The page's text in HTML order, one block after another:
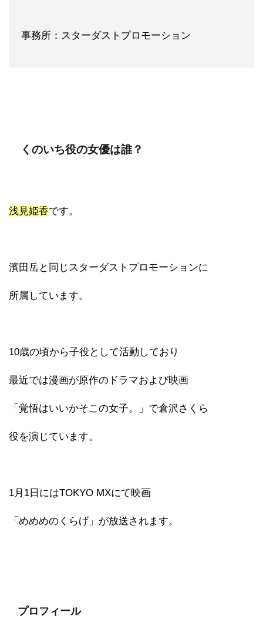
事務所：スターダストプロモーション
くのいち役の女優は誰？
浅見姫香です。
濱田岳と同じスターダストプロモーションに
所属しています。
10歳の頃から子役として活動しており
最近では漫画が原作のドラマおよび映画
「覚悟はいいかそこの女子。」で倉沢さくら
役を演じています。
1月1日にはTOKYO MXにて映画
「めめめのくらげ」が放送されます。
プロフィール